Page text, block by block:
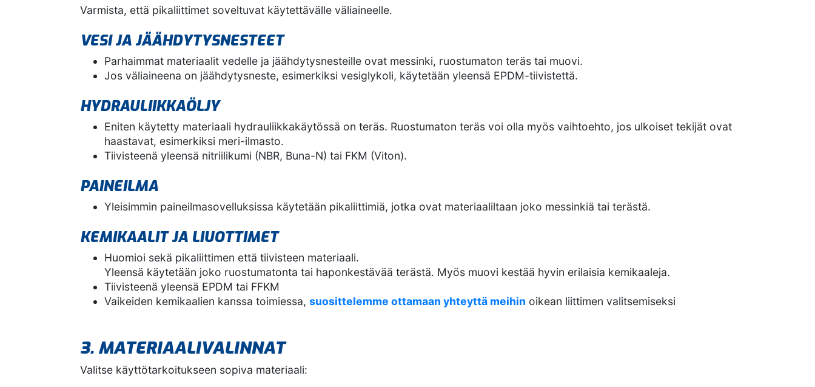
Varmista, että pikaliittimet soveltuvat käytettävälle väliaineelle.
VESI JA JÄÄHDYTYSNESTEET
Parhaimmat materiaalit vedelle ja jäähdytysnesteille ovat messinki, ruostumaton teräs tai muovi.
Jos väliaineena on jäähdytysneste, esimerkiksi vesiglykoli, käytetään yleensä EPDM-tiivistettä.
HYDRAULIIKKAÖLJY
Eniten käytetty materiaali hydrauliikkakäytössä on teräs. Ruostumaton teräs voi olla myös vaihtoehto, jos ulkoiset tekijät ovat
haastavat, esimerkiksi meri-ilmasto.
Tiivisteenä yleensä nitriilikumi (NBR, Buna-N) tai FKM (Viton).
PAINEILMA
Yleisimmin paineilmasovelluksissa käytetään pikaliittimiä, jotka ovat materiaaliltaan joko messinkiä tai terästä.
KEMIKAALIT JA LIUOTTIMET
Huomioi sekä pikaliittimen että tiivisteen materiaali.
Yleensä käytetään joko ruostumatonta tai haponkestävää terästä. Myös muovi kestää hyvin erilaisia kemikaaleja.
Tiivisteenä yleensä EPDM tai FFKM
Vaikeiden kemikaalien kanssa toimiessa, suosittelemme ottamaan yhteyttä meihin oikean liittimen valitsemiseksi
3. MATERIAALIVALINNAT
Valitse käyttötarkoitukseen sopiva materiaali: